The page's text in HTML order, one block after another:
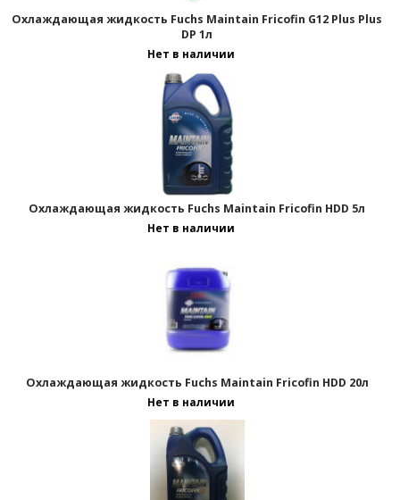
Охлаждающая жидкость Fuchs Maintain Fricofin G12 Plus Plus
DP 1л
Нет в наличии
Охлаждающая жидкость Fuchs Maintain Fricofin HDD 5л
Нет в наличии
Охлаждающая жидкость Fuchs Maintain Fricofin HDD 20л
Нет в наличии